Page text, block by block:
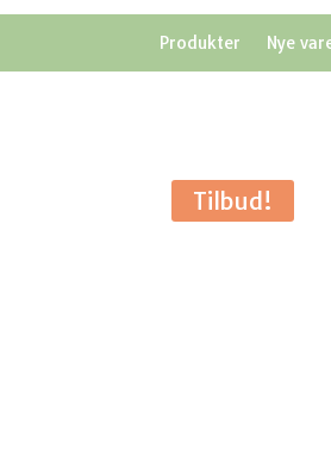
Produkter Nye
Tilbud!